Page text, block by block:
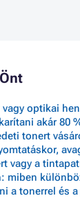
optikai
akár 80
tonert
vagy a
miben
a tonerrel és